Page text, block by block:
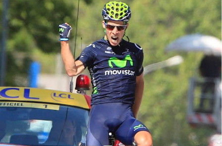
Tendances
Tous nos articles
À propos